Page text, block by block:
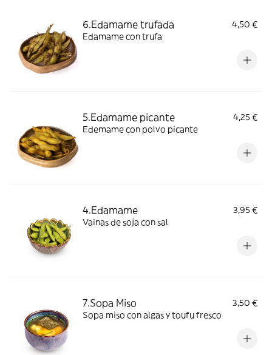
6.Edamame trufada
4,50 €
Edamame con trufa
5.Edamame picante
4,25 €
Edemame con polvo picante
4.Edamame
3,95 €
Vainas de soja con sal
7.Sopa Miso
3,50 €
Sopa miso con algas y toufu fresco